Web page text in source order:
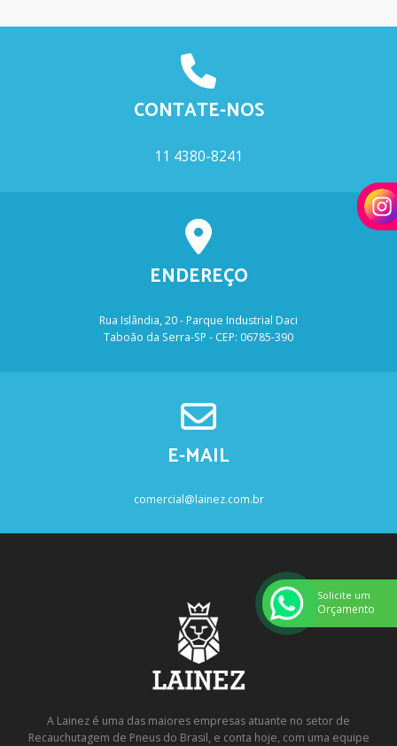
CONTATE-NOS
11 4380-8241
ENDEREÇO
Rua Islândia, 20 - Parque Industrial Daci
Taboão da Serra-SP - CEP: 06785-390
E-MAIL
comercial@lainez.com.br
A Lainez é uma das maiores empresas atuante no setor de
Recauchutagem de Pneus do Brasil, e conta hoje, com uma equipe
Solicite um
Orçamento